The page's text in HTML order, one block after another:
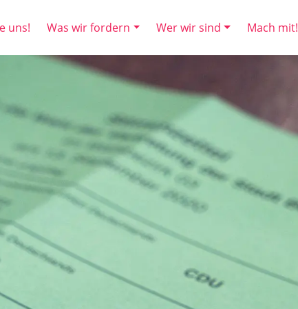
uns! Was wir fordern Wer wir sind Mach mit!